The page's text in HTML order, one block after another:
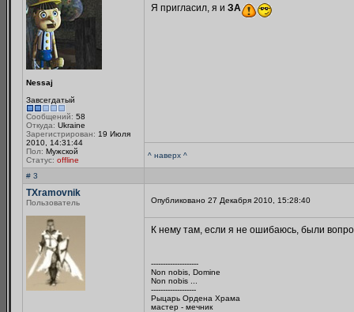
Nessaj
Завсегдатый
Сообщений: 58
Откуда: Ukraine
Зарегистрирован: 19 Июля
2010, 14:31:44
Пол: Мужской
Статус: offline
Я пригласил, я и ЗА
^ наверх ^
# 3
TXramovnik
Пользователь Опубликовано 27 Декабря 2010, 15:28:40
К нему там, если я не ошибаюсь, были
--------------------
Non nobis, Domine
Non nobis ...
-------------------
Рыцарь Ордена Храма
мастер - мечник